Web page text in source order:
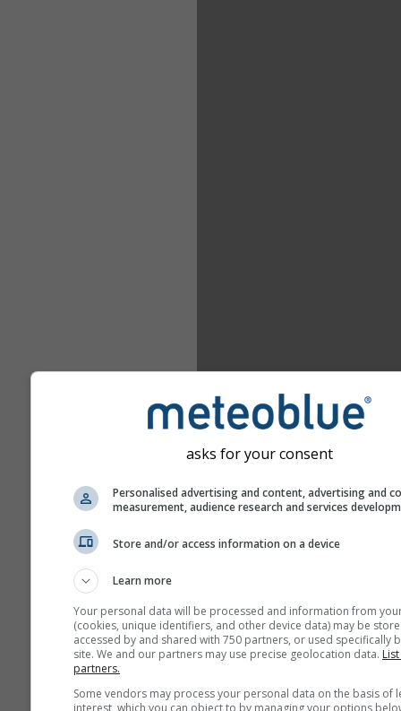
asks for your consent
Personalised advertising and content, advertising and
measurement, audience research and services
Store and/or access information on a device
Learn more
Your personal data will be processed and information from
(cookies, unique identifiers, and other device data) may be
accessed by and shared with 750 partners, or used specifically
site. We and our partners may use precise geolocation data.
partners.
Some vendors may process your personal data on the basis of
interest, which you can object to by managing your options